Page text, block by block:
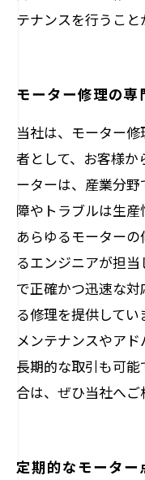
テナンスを行うこと
モーター修理の
当社は、モーター
者として、お客様か
ーターは、産業分
障やトラブルは生産
あらゆるモーター
るエンジニアが担
で正確かつ迅速な
る修理を提供して
メンテナンスやアド
長期的な取引も可
合は、ぜひ当社へご
定期的なモーター